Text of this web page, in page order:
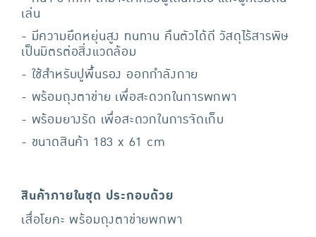
เล่น
- มีความยืดหยุ่นสูง ทนทาน คืนตัวได้ดี วัสดุไร้สารพิษ
เป็นมิตรต่อสิ่งแวดล้อม
- ใช้สำหรับปูพื้นรอง ออกกำลังกาย
- พร้อมถุงตาข่าย เพื่อสะดวกในการพกพา
- พร้อมยางรัด เพื่อสะดวกในการจัดเก็บ
- ขนาดสินค้า 183 x 61 cm
สินค้าภายในชุด ประกอบด้วย
เสื่อโยคะ พร้อมถุงตาข่ายพกพา